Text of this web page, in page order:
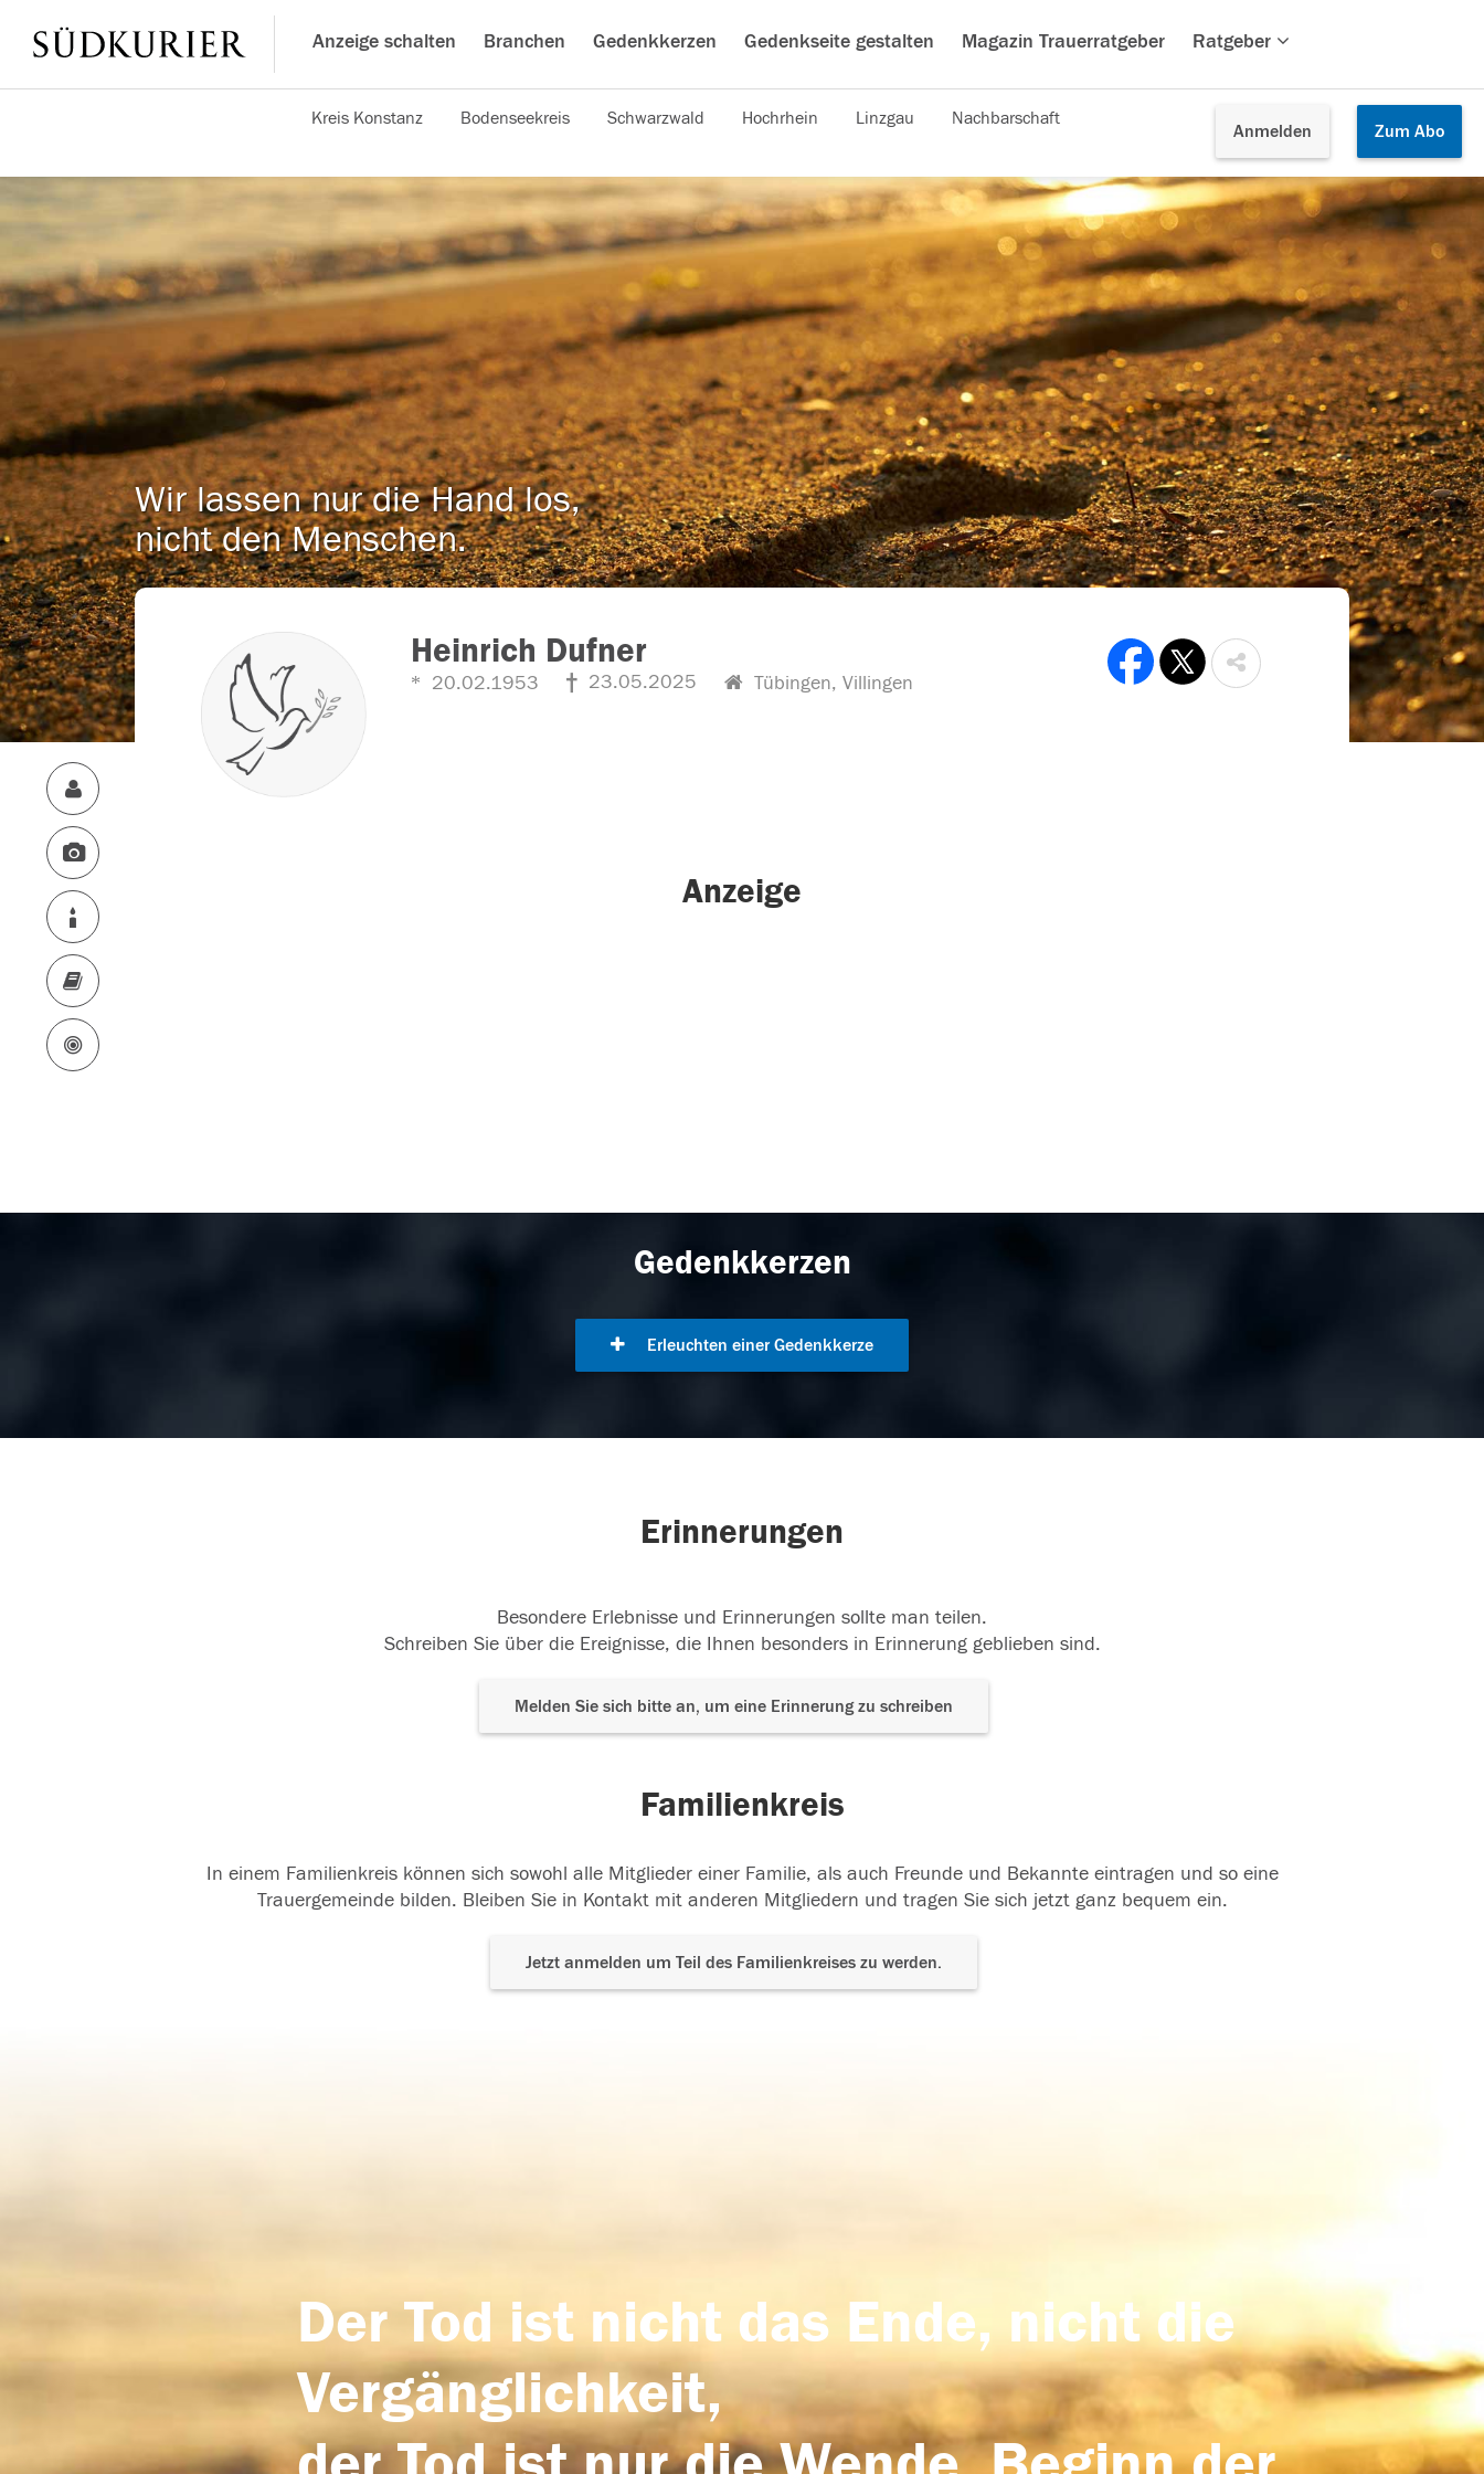
Anzeige schalten Branchen Gedenkkerzen Gedenkseite gestalten Magazin Trauerratgeber Ratgeber
Anmelden Zum Abo
Kreis Konstanz Bodenseekreis Schwarzwald Hochrhein Linzgau Nachbarschaft
Wir lassen nur die Hand los,
nicht den Menschen.
Heinrich Dufner
20.02.1953 23.05.2025 Tübingen, Villingen
Anzeige
Gedenkkerzen
Erleuchten einer Gedenkkerze
Erinnerungen
Besondere Erlebnisse und Erinnerungen sollte man teilen.
Schreiben Sie über die Ereignisse, die Ihnen besonders in Erinnerung geblieben sind.
Melden Sie sich bitte an, um eine Erinnerung zu schreiben
Familienkreis
In einem Familienkreis können sich sowohl alle Mitglieder einer Familie, als auch Freunde und Bekannte eintragen und so eine
Trauergemeinde bilden. Bleiben Sie in Kontakt mit anderen Mitgliedern und tragen Sie sich jetzt ganz bequem ein.
Jetzt anmelden um Teil des Familienkreises zu werden.
Der Tod ist nicht das Ende, nicht die
Vergänglichkeit,